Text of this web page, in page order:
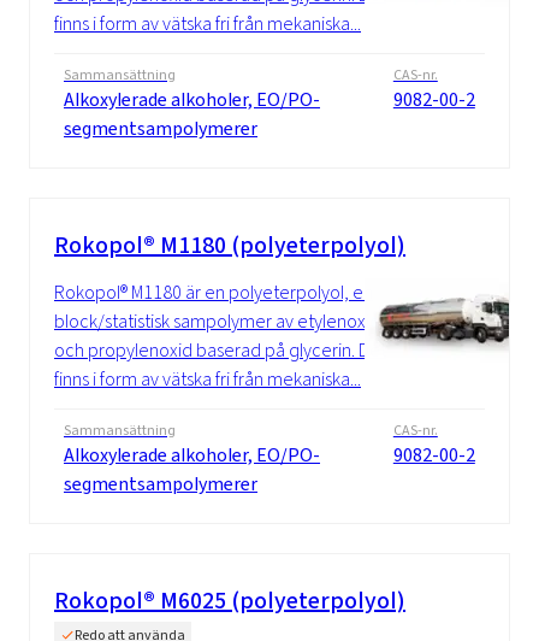
finns i form av vätska fri från mekaniska...
Sammansättning
Alkoxylerade alkoholer, EO/PO-
segmentsampolymerer
CAS-nr.
9082-00-2
Rokopol® M1180 (polyeterpolyol)
Rokopol® M1180 är en polyeterpolyol, en
block/statistisk sampolymer av etylenoxid
och propylenoxid baserad på glycerin. Det
finns i form av vätska fri från mekaniska...
Sammansättning
Alkoxylerade alkoholer, EO/PO-
segmentsampolymerer
CAS-nr.
9082-00-2
Rokopol® M6025 (polyeterpolyol)
Redo att använda